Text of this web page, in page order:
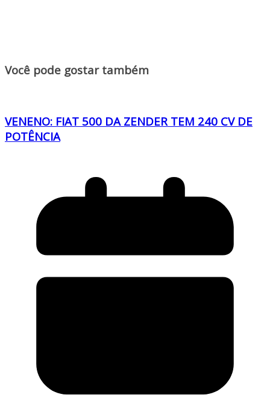
Você pode gostar também
VENENO: FIAT 500 DA ZENDER TEM 240 CV DE
POTÊNCIA